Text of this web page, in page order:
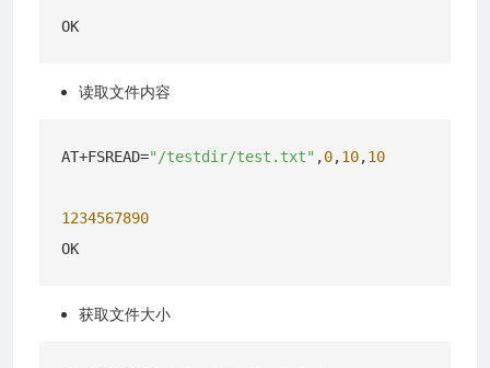
读取文件内容
AT+FSREAD="/testdir/test.txt" ,0,10,10
1234567890
获取文件大小